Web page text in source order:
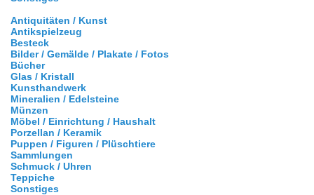
Antiquitäten / Kunst
Antikspielzeug
Besteck
Bilder / Gemälde / Plakate / Fotos
Bücher
Glas / Kristall
Kunsthandwerk
Mineralien / Edelsteine
Münzen
Möbel / Einrichtung / Haushalt
Porzellan / Keramik
Puppen / Figuren / Plüschtiere
Sammlungen
Schmuck / Uhren
Teppiche
Sonstiges